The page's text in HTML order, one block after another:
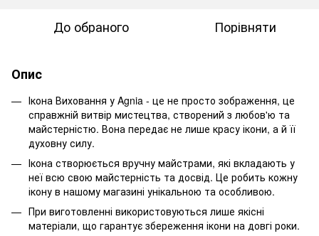
До обраного Порівняти
Опис
Ікона Виховання у Agnia - це не просто зображення, це
справжній витвір мистецтва, створений з любов'ю та
майстерністю. Вона передає не лише красу ікони, а й її
духовну силу.
Ікона створюється вручну майстрами, які вкладають у
неї всю свою майстерність та досвід. Це робить кожну
ікону в нашому магазині унікальною та особливою.
При виготовленні використовуються лише якісні
матеріали, що гарантує збереження ікони на довгі роки.